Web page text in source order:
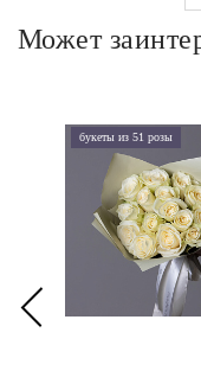
Может
букеты из 51 розы